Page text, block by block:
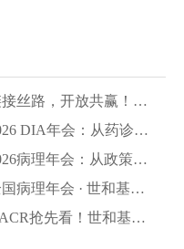
链接丝路，开放共赢！世和基因亮相第十届丝博会
2026 DIA年会：从药诊协同到全球合规，世和基因赋能CDx创新开发新路径
2026病理年会：从政策破局到院内落地，世和基因引领NGS创新转化路径
全国病理年会 · 世和基因专题会：共探政策赋能下的NGS创新与落地之路
AACR抢先看！世和基因5项前沿成果发布